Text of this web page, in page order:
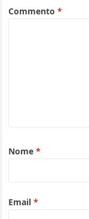
Commento*
Nome*
Email*